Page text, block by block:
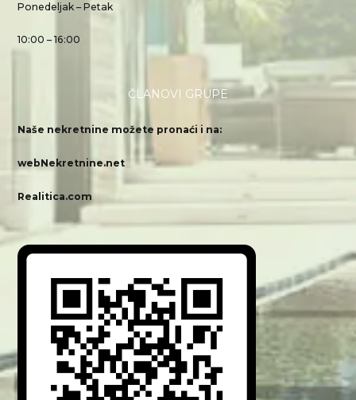
Ponedeljak – Petak
10:00 – 16:00
ČLANOVI GRUPE
Naše nekretnine možete pronaći i na:
webNekretnine.net
Realitica.com